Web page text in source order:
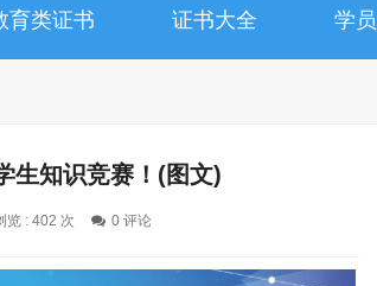
育类证书 证书大全 学
生知识竞赛！(图文)
览 : 402 次 0 评论